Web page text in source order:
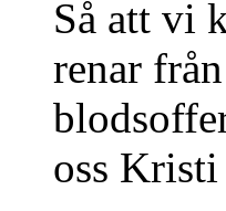
Så att vi
renar
oss